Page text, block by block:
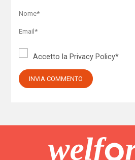
Accetto la Privacy Policy*